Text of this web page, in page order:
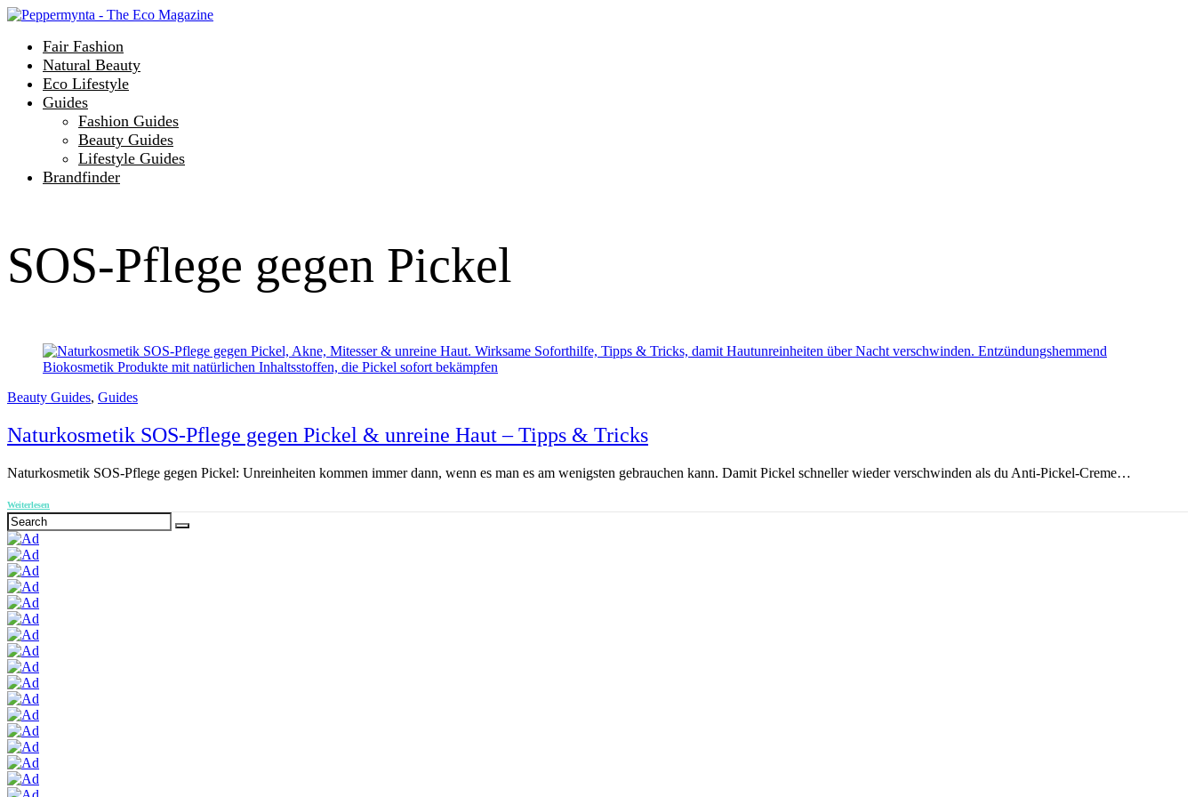
Fair Fashion
Natural Beauty
Eco Lifestyle
Guides
Fashion Guides
Beauty Guides
Lifestyle Guides
Brandfinder
SOS-Pflege gegen Pickel
Beauty Guides, Guides
Naturkosmetik SOS-Pflege gegen Pickel & unreine Haut – Tipps & Tricks
Naturkosmetik SOS-Pflege gegen Pickel: Unreinheiten kommen immer dann, wenn es man es am wenigsten gebrauchen kann. Damit Pickel schneller wieder verschwinden als du Anti-Pickel-Creme…
Weiterlesen